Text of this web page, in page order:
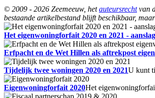
© 2009 - 2026 Zeemeeuw, hetauteursrechtvan
bestaande artikelbestand blijft beschikbaar,
Het eigenwoningforfait 2020 en 2021 -
Erfpacht en de Wet Hillen als aftrekpost
Tijdelijk twee woningen 2020 en 2021U kunt
Eigenwoningforfait 2020Het